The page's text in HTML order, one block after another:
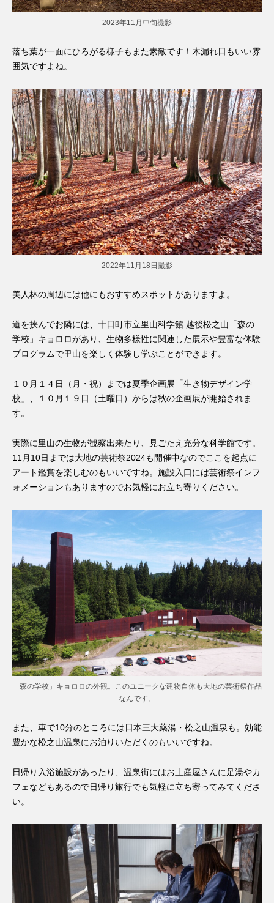
2023年11月中旬撮影
落ち葉が一面にひろがる様子もまた素敵です！木漏れ日もいい雰
囲気ですよね。
2022年11月18日撮影
美人林の周辺には他にもおすすめスポットがありますよ。
道を挟んでお隣には、十日町市立里山科学館 越後松之山「森の
学校」キョロロがあり、生物多様性に関連した展示や豊富な体験
プログラムで里山を楽しく体験し学ぶことができます。
１０月１４日（月・祝）までは夏季企画展「生き物デザイン学
校」、１０月１９日（土曜日）からは秋の企画展が開始されま
す。
実際に里山の生物が観察出来たり、見ごたえ充分な科学館です。
11月10日までは大地の芸術祭2024も開催中なのでここを起点に
アート鑑賞を楽しむのもいいですね。施設入口には芸術祭インフ
ォメーションもありますのでお気軽にお立ち寄りください。
「森の学校」キョロロの外観。このユニークな建物自体も大地の芸術祭作品
なんです。
また、車で10分のところには日本三大薬湯・松之山温泉も。効能
豊かな松之山温泉にお泊りいただくのもいいですね。
日帰り入浴施設があったり、温泉街にはお土産屋さんに足湯やカ
フェなどもあるので日帰り旅行でも気軽に立ち寄ってみてくださ
い。